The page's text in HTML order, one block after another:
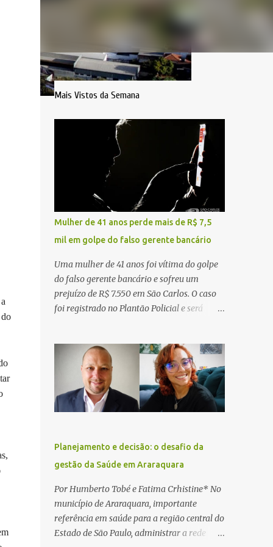
Mais Vistos da Semana
Mulher de 41 anos perde mais de R$ 7,5
mil em golpe do falso gerente bancário
Uma mulher de 41 anos foi vítima do golpe
do falso gerente bancário e sofreu um
prejuízo de R$ 7.550 em São Carlos. O caso
foi registrado no Plantão Policial e será
ocorrência, a vítima recebeu contato pelo
WhatsApp de um homem que afirmava ser
o novo gerente da conta bancária da
empresa. O suspeito alegou que seria
necessário atualizar o cadastro da conta e
procedimentos que deveriam ser realizados.
Dias depois, o golpista enviou um
documento em PDF simulando uma
comunicação oficial da instituição
financeira. Na sequência, entrou em contato
por telefone e encaminhou um link,
orientando a vítima a acessá-lo pelo
Planejamento e decisão: o desafio da
gestão da Saúde em Araraquara
Por Humberto Tobé e Fatima Crhistine* No
município de Araraquara, importante
referência em saúde para a região central do
Estado de São Paulo, administrar a rede